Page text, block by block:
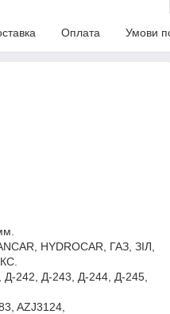
Оплата Умови
HYDROCAR, ГАЗ, ЗІЛ,
Д-242, Д-243, Д-244, Д-245,
AZJ3124,